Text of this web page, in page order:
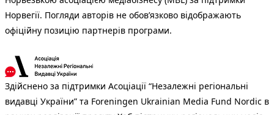
Норвегії. Погляди авторів не обов’язково відображають
офіційну позицію партнерів програми.
Здійснено за підтримки Асоціації “Незалежні регіональні
видавці України” та Foreningen Ukrainian Media Fund Nordic в